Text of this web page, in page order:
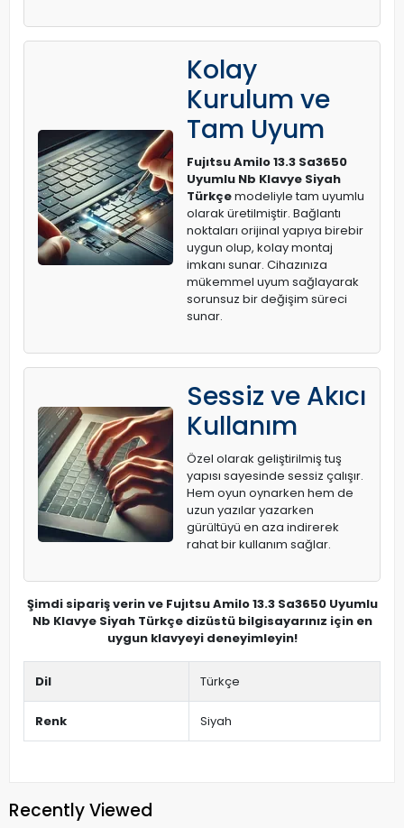
Kolay
Kurulum ve
Tam Uyum
Fujıtsu Amilo 13.3 Sa3650
Uyumlu Nb Klavye Siyah
Türkçemodeliyle tam uyumlu
olarak üretilmiştir. Bağlantı
noktaları orijinal yapıya birebir
uygun olup, kolay montaj
imkanı sunar. Cihazınıza
mükemmel uyum sağlayarak
sorunsuz bir değişim süreci
sunar.
Sessiz ve Akıcı
Kullanım
Özel olarak geliştirilmiş tuş
yapısı sayesinde sessiz çalışır.
Hem oyun oynarken hem de
uzun yazılar yazarken
gürültüyü en aza indirerek
rahat bir kullanım sağlar.
Şimdi sipariş verin ve Fujıtsu Amilo 13.3 Sa3650 Uyumlu
Nb Klavye Siyah Türkçe dizüstü bilgisayarınız için en
uygun klavyeyi deneyimleyin!
Dil Türkçe
Renk Siyah
Recently Viewed